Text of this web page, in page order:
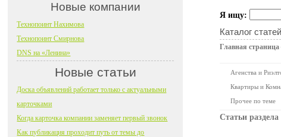
Я ищу:
Каталог статей
Главная страница
Агенства и
Квартиры и
Прочее по теме
Статьи
Новые компании
Технопоинт Нахимова
Технопоинт Смирнова
DNS на «Ленина»
Новые статьи
Доска объявлений работает только с актуальными
карточками
Когда карточка компании заменяет первый звонок
Как публикация проходит путь от темы до